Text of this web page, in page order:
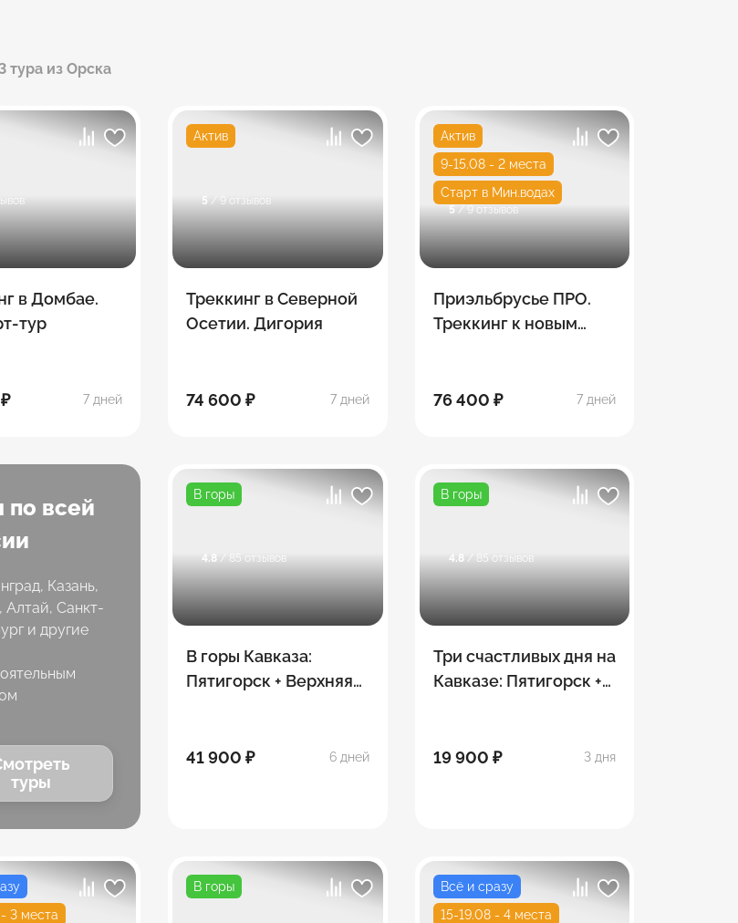
тура из Орска
в Домбае.
тур
7 дней
Актив
5 / 9 отзывов
Треккинг в Северной
Осетии. Дигория
74 600 ₽ 7 дней
Актив
9-15.08 - 2 места
Старт в Мин.водах
5 / 9 отзывов
Приэльбрусье ПРО.
Треккинг к новым
76 400 ₽ 7 дней
по всей
Казань,
Алтай, Санкт-
и другие
туры
В горы
4.8 / 85 отзывов
В горы Кавказа:
Пятигорск + Верхняя
41 900 ₽
6 дней
В горы
4.8/ 85 отзывов
Три счастливых дня на
Кавказе: Пятигорск +
19 900 ₽ 3 дня
3 места
В горы
Всё и сразу
15-19.08 - 4 места